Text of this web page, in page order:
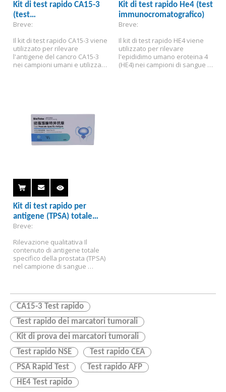
Kit di test rapido CA15-3
(test
immunocromatografico)
Breve:
Il kit di test rapido CA15-3 viene
utilizzato per rilevare
l'antigene del cancro CA15-3
nei campioni umani e utilizzato
Kit di test rapido He4 (test
immunocromatografico)
Breve:
Il kit di test rapido HE4 viene
utilizzato per rilevare
l'epididimo umano eroteina 4
(HE4) nei campioni di sangue
Kit di test rapido per
antigene (TPSA) totale
della prostata (test
Breve:
Rilevazione qualitativa Il
contenuto di antigene totale
specifico della prostata (TPSA)
nel campione di sangue
prostata per gli uomini.
CA15-3 Test rapido
Test rapido dei marcatori tumorali
Kit di prova dei marcatori tumorali
Test rapido NSE
Test rapido CEA
PSA Rapid Test
Test rapido AFP
HE4 Test rapido